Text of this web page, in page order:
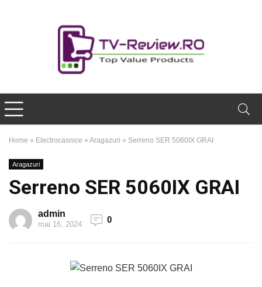
Home » Electrocasnice » Aragazuri » Serreno SER 5060IX GRAI
Aragazuri
Serreno SER 5060IX GRAI
admin
mai 16, 2024 0